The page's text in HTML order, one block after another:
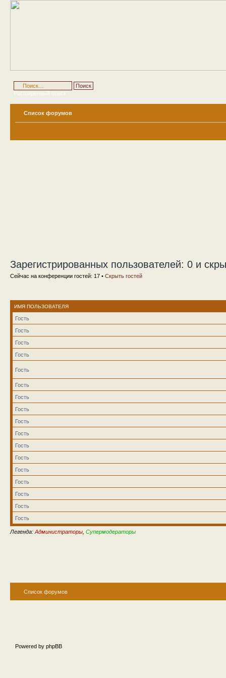
Расширенный поиск
Список форумов
Зарегистрированных пользователей: 0 и
Сейчас на конференции гостей: 17 • Скрыть гостей
ИМЯ ПОЛЬЗОВАТЕЛЯ
Гость
Гость
Гость
Гость
Гость
Гость
Гость
Гость
Гость
Гость
Гость
Гость
Гость
Гость
Гость
Гость
Гость
Легенда: Администраторы Супермодераторы
Список форумов
Powered by phpBB